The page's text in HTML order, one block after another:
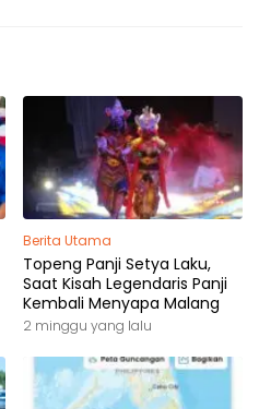
Berita Utama
Topeng Panji Setya Laku,
Saat Kisah Legendaris Panji
Kembali Menyapa Malang
2 minggu yang lalu